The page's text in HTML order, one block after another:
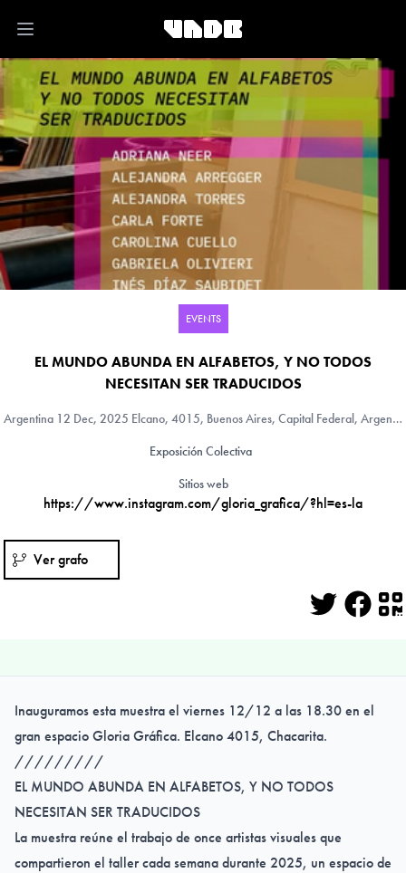
Open main menu
EVENTS
EL MUNDO ABUNDA EN ALFABETOS, Y NO TODOS
NECESITAN SER TRADUCIDOS
Argentina 12 Dec, 2025 Elcano, 4015, Buenos Aires, Capital Federal, Argentina
Exposición Colectiva
Sitios web
https://www.instagram.com/gloria_grafica/?hl=es-la
Ver grafo
Inauguramos esta muestra el viernes 12/12 a las 18.30 en el
gran espacio Gloria Gráfica. Elcano 4015, Chacarita.
/////////
EL MUNDO ABUNDA EN ALFABETOS, Y NO TODOS
NECESITAN SER TRADUCIDOS
La muestra reúne el trabajo de once artistas visuales que
compartieron el taller cada semana durante 2025, un espacio de